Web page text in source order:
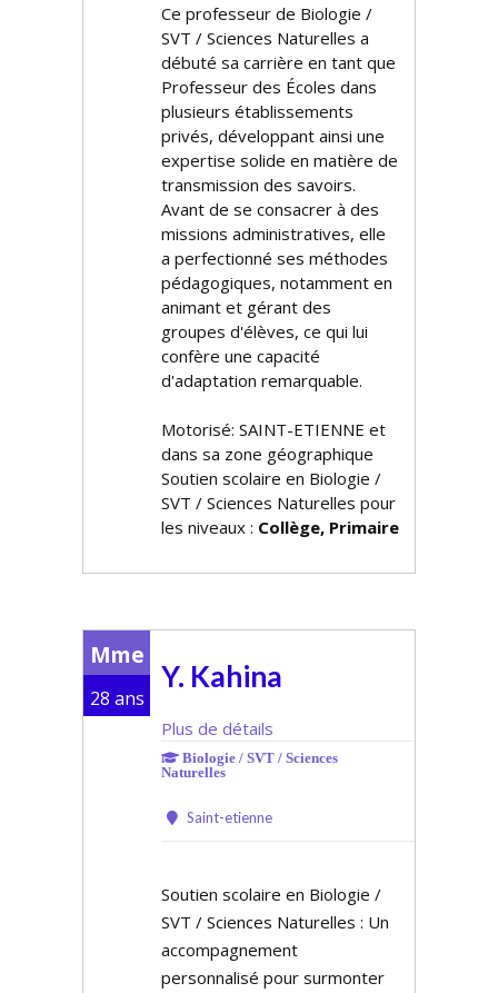
Ce professeur de Biologie /
SVT / Sciences Naturelles a
débuté sa carrière en tant que
Professeur des Écoles dans
plusieurs établissements
privés, développant ainsi une
expertise solide en matière de
transmission des savoirs.
Avant de se consacrer à des
missions administratives, elle
a perfectionné ses méthodes
pédagogiques, notamment en
animant et gérant des
groupes d'élèves, ce qui lui
confère une capacité
d'adaptation remarquable.
Motorisé: SAINT-ETIENNE et
dans sa zone géographique
Soutien scolaire en Biologie /
SVT / Sciences Naturelles pour
les niveaux : Collège, Primaire
Mme
28 ans
Y. Kahina
Plus de détails
Biologie / SVT / Sciences
Naturelles
Saint-etienne
Soutien scolaire en Biologie /
SVT / Sciences Naturelles : Un
accompagnement
personnalisé pour surmonter